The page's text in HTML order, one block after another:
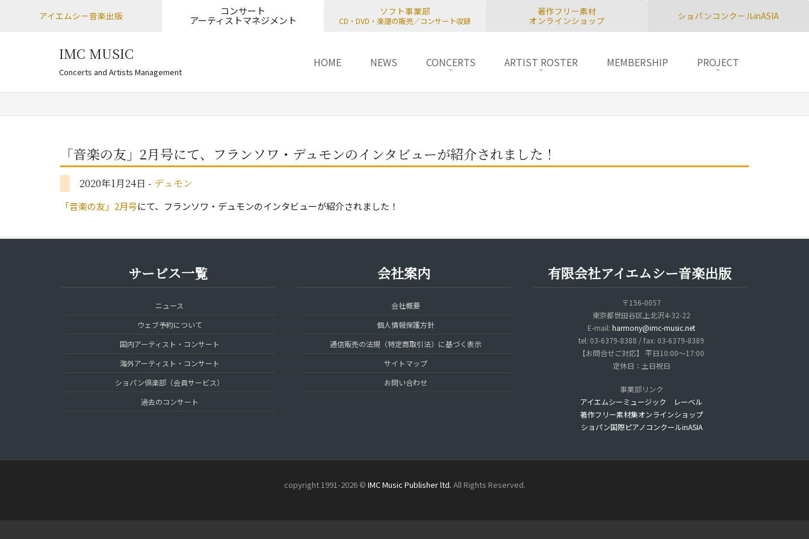
アイエムシー音楽出版 コンサート
アーティストマネジメント
ソフト事業部
CD・DVD・楽譜の販売／コンサート収録
著作フリー素材
オンラインショップ
ショパンコンクールinASIA
IMC MUSIC
Concerts and Artists Management
SKIP TO CONTENT
HOME NEWS CONCERTS ARTIST ROSTER MEMBERSHIP PROJECT
「音楽の友」2月号にて、フランソワ・デュモンのインタビューが紹介されました！
2020年1月24日 - デュモン
「音楽の友」2月号にて、フランソワ・デュモンのインタビューが紹介されました！
サービス一覧
ニュース
ウェブ予約について
国内アーティスト・コンサート
海外アーティスト・コンサート
ショパン倶楽部（会員サービス）
過去のコンサート
会社案内
会社概要
個人情報保護方針
通信販売の法規（特定商取引法）に基づく表示
サイトマップ
お問い合わせ
有限会社アイエムシー音楽出版
〒156-0057
東京都世田谷区上北沢4-32-22
E-mail:harmony@imc-music.net
tel: 03-6379-8388 / fax: 03-6379-8389
【お問合せご対応】 平日10:00～17:00
定休日：土日祝日
事業部リンク
アイエムシーミュージック レーベル
著作フリー素材集オンラインショップ
ショパン国際ピアノコンクールinASIA
copyright 1991-2026 © IMC Music Publisher ltd. All Rights Reserved.